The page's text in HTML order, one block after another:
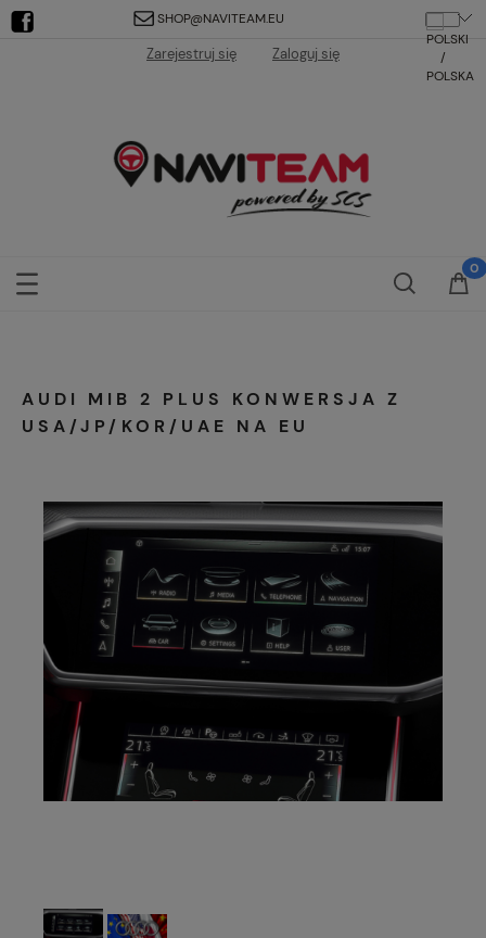
SHOP@NAVITEAM.EU
Zarejestruj się Zaloguj się
AUDI MIB 2 PLUS KONWERSJA Z
USA/JP/KOR/UAE NA EU